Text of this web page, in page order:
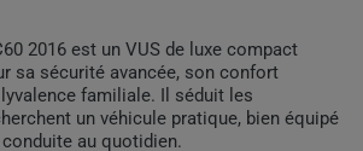
2016 est un VUS de luxe compact
sa sécurité avancée, son confort
familiale. Il séduit les
un véhicule pratique, bien équipé
au quotidien.